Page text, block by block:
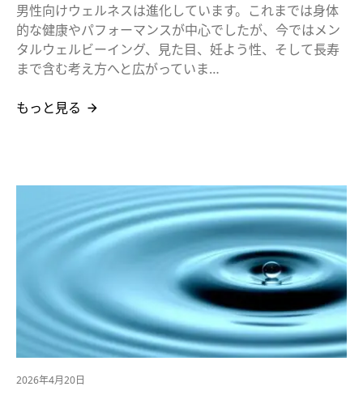
男性向けウェルネスは進化しています。これまでは身体
的な健康やパフォーマンスが中心でしたが、今ではメン
タルウェルビーイング、見た目、妊よう性、そして長寿
まで含む考え方へと広がっていま…
もっと見る
2026年4月20日